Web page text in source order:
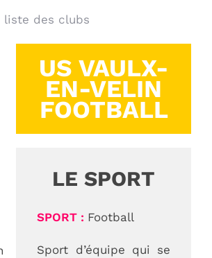
liste des clubs
US VAULX-
EN-VELIN
FOOTBALL
LE SPORT
SPORT : Football
Sport d’équipe qui se